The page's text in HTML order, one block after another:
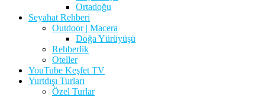
Ortadoğu
Seyahat Rehberi
Outdoor | Macera
Doğa Yürüyüşü
Rehberlik
Oteller
YouTube Keşfet TV
Yurtdışı Turları
Özel Turlar